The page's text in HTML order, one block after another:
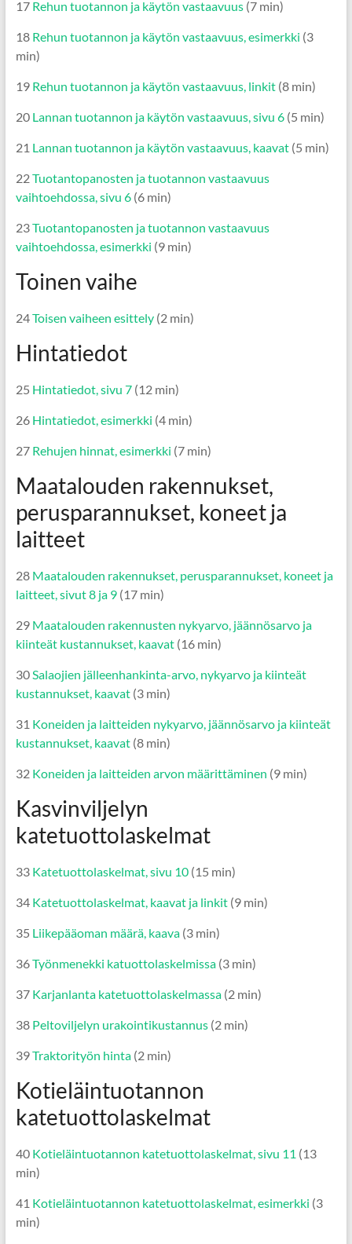
17 Rehun tuotannon ja käytön vastaavuus(7 min)
18 Rehun tuotannon ja käytön vastaavuus, esimerkki (3
min)
19 Rehun tuotannon ja käytön vastaavuus, linkit(8 min)
20 Lannan tuotannon ja käytön vastaavuus, sivu 6(5 min)
21 Lannan tuotannon ja käytön vastaavuus, kaavat(5 min)
22Tuotantopanosten ja tuotannon vastaavuus
vaihtoehdossa, sivu 6(6 min)
23Tuotantopanosten ja tuotannon vastaavuus
vaihtoehdossa, esimerkki (9 min)
Toinen vaihe
24Toisen vaiheen esittely(2 min)
Hintatiedot
25 Hintatiedot, sivu 7(12 min)
26 Hintatiedot, esimerkki (4 min)
27 Rehujen hinnat, esimerkki (7 min)
Maatalouden rakennukset,
perusparannukset, koneet ja
laitteet
28 Maatalouden rakennukset, perusparannukset, koneet ja
laitteet, sivut 8 ja 9(17 min)
29 Maatalouden rakennusten nykyarvo, jäännösarvo ja
kiinteät kustannukset, kaavat(16 min)
30Salaojien jälleenhankinta-arvo, nykyarvo ja kiinteät
kustannukset, kaavat(3 min)
31 Koneiden ja laitteiden nykyarvo, jäännösarvo ja kiinteät
kustannukset, kaavat(8 min)
32 Koneiden ja laitteiden arvon määrittäminen (9 min)
Kasvinviljelyn
katetuottolaskelmat
33 Katetuottolaskelmat, sivu 10(15 min)
34 Katetuottolaskelmat, kaavat ja linkit(9 min)
35 Liikepääoman määrä, kaava(3 min)
36Työnmenekki katuottolaskelmissa(3 min)
37 Karjanlanta katetuottolaskelmassa(2 min)
38 Peltoviljelyn urakointikustannus(2 min)
39Traktorityön hinta(2 min)
Kotieläintuotannon
katetuottolaskelmat
40 Kotieläintuotannon katetuottolaskelmat, sivu 11 (13
min)
41 Kotieläintuotannon katetuottolaskelmat, esimerkki (3
min)